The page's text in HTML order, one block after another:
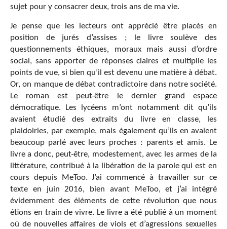
sujet pour y consacrer deux, trois ans de ma vie.
Je pense que les lecteurs ont apprécié être placés en
position de jurés d’assises ; le livre soulève des
questionnements éthiques, moraux mais aussi d’ordre
social, sans apporter de réponses claires et multiplie les
points de vue, si bien qu’il est devenu une matière à débat.
Or, on manque de débat contradictoire dans notre société.
Le roman est peut-être le dernier grand espace
démocratique. Les lycéens m’ont notamment dit qu’ils
avaient étudié des extraits du livre en classe, les
plaidoiries, par exemple, mais également qu’ils en avaient
beaucoup parlé avec leurs proches : parents et amis. Le
livre a donc, peut-être, modestement, avec les armes de la
littérature, contribué à la libération de la parole qui est en
cours depuis MeToo. J’ai commencé à travailler sur ce
texte en juin 2016, bien avant MeToo, et j’ai intégré
évidemment des éléments de cette révolution que nous
étions en train de vivre. Le livre a été publié à un moment
où de nouvelles affaires de viols et d’agressions sexuelles